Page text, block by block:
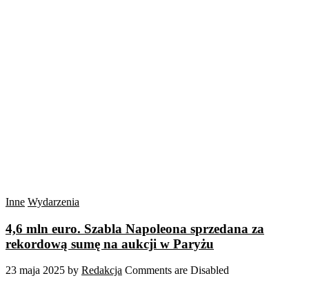
Inne Wydarzenia
4,6 mln euro. Szabla Napoleona sprzedana za
rekordową sumę na aukcji w Paryżu
23 maja 2025 by Redakcja Comments are Disabled